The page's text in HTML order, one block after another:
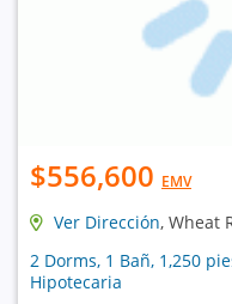
$556,600 EMV
Ver Dirección, Wheat
2 Dorms, 1 Bañ, 1,250
Hipotecaria